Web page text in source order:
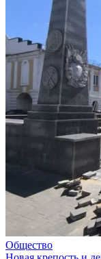
Общество